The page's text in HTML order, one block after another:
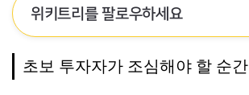
위키트리를 팔로우하세요
초보 투자자가 조심해야 할 순간